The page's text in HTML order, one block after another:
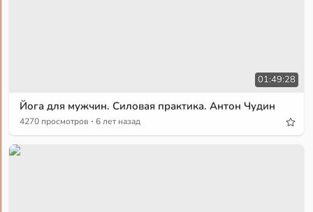
01:49:28
Йога для мужчин. Силовая практика. Антон Чудин
4270 просмотров · 6 лет назад